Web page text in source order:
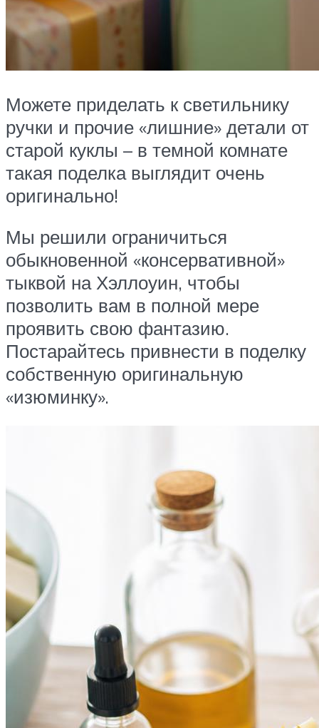
Можете приделать к светильнику
ручки и прочие «лишние» детали от
старой куклы – в темной комнате
такая поделка выглядит очень
оригинально!
Мы решили ограничиться
обыкновенной «консервативной»
тыквой на Хэллоуин, чтобы
позволить вам в полной мере
проявить свою фантазию.
Постарайтесь привнести в поделку
собственную оригинальную
«изюминку».